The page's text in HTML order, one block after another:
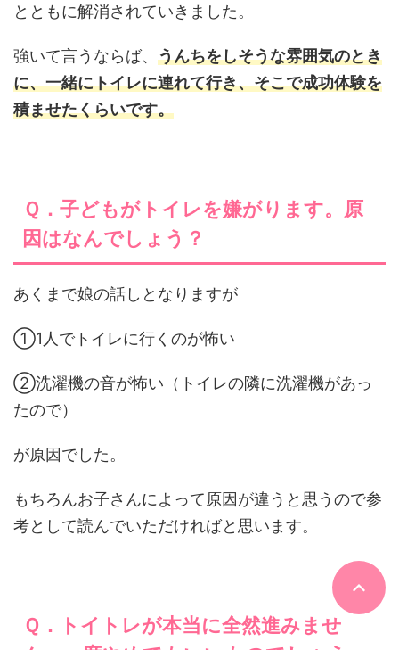
とともに解消されていきました。
強いて言うならば、 うんちをしそうな雰囲気のとき
に、一緒にトイレに連れて行き、そこで成功体験を
積ませたくらいです。
Ｑ．子どもがトイレを嫌がります。原
因はなんでしょう？
あくまで娘の話しとなりますが
①1人でトイレに行くのが怖い
②洗濯機の音が怖い（トイレの隣に洗濯機があっ
たので）
が原因でした。
もちろんお子さんによって原因が違うと思うので参
考として読んでいただければと思います。
Ｑ．トイトレが本当に全然進みませ